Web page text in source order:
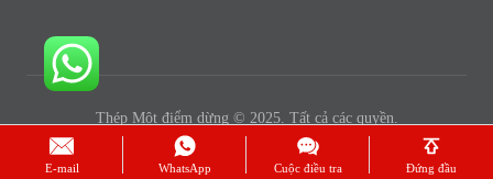
E-mail WhatsApp Cuộc điều tra Đứng đầu
Thép Một điểm dừng © 2025. Tất cả các quyền.